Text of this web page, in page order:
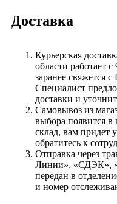
Доставка
Курьерская
области работает
заранее свяжется
Специалист
доставки и
Самовывоз из
выбора появится в
склад, вам придет
обратитесь к
Отправка через
Линии», «СДЭК»,
передан в
и номер